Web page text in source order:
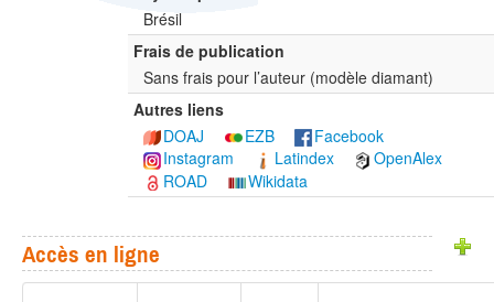
Brésil
Frais de publication
Sans frais pour l’auteur (modèle diamant)
Autres liens
DOAJ
EZB
Facebook
Instagram
Latindex
OpenAlex
ROAD
Wikidata
Accès en ligne